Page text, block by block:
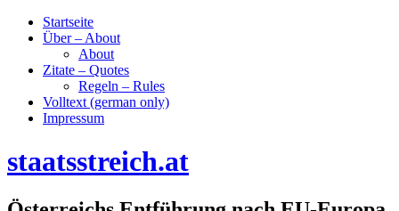
Startseite
Über – About
About
Zitate – Quotes
Regeln – Rules
Volltext (german only)
Impressum
staatsstreich.at